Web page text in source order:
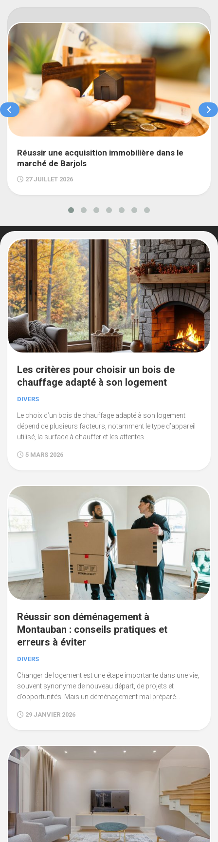
Réussir une acquisition immobilière dans le
marché de Barjols
27 JUILLET 2026
Les critères pour choisir un bois de
chauffage adapté à son logement
DIVERS
Le choix d’un bois de chauffage adapté à son logement
dépend de plusieurs facteurs, notamment le type d’appareil
utilisé, la surface à chauffer et les attentes...
5 MARS 2026
Réussir son déménagement à
Montauban : conseils pratiques et
erreurs à éviter
DIVERS
Changer de logement est une étape importante dans une vie,
souvent synonyme de nouveau départ, de projets et
d’opportunités. Mais un déménagement mal préparé...
29 JANVIER 2026